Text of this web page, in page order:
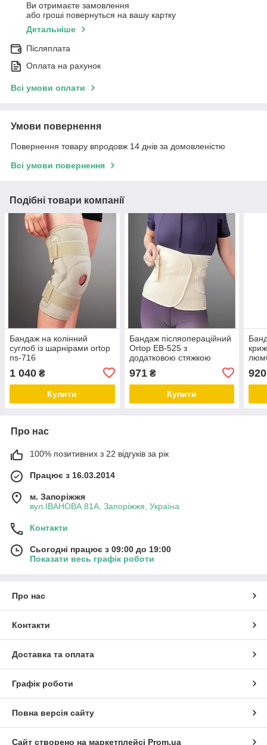
Ви отримаєте замовлення
або гроші повернуться на вашу картку
Детальніше
Післяплата
Оплата на рахунок
Всі умови оплати
Умови повернення
Повернення товару впродовж 14 днів за домовленістю
Всі умови повернення
Подібні товари компанії
Бандаж на колінний
суглоб із шарнірами ortop
ns-716
1 040 ₴
Купити
Бандаж післяопераційний
Ortop EB-525 з
додатковою стяжкою
971₴
Купити
920
Про нас
100% позитивних з 22 відгуків за рік
Працює з 16.03.2014
м. Запоріжжя
вул.ІВАНОВА 81А, Запоріжжя, Україна
Контакти
Сьогодні працює з 09:00 до 19:00
Показати весь графік роботи
Про нас
Контакти
Доставка та оплата
Графік роботи
Повна версія сайту
Сайт створено на маркетплейсі Prom.ua